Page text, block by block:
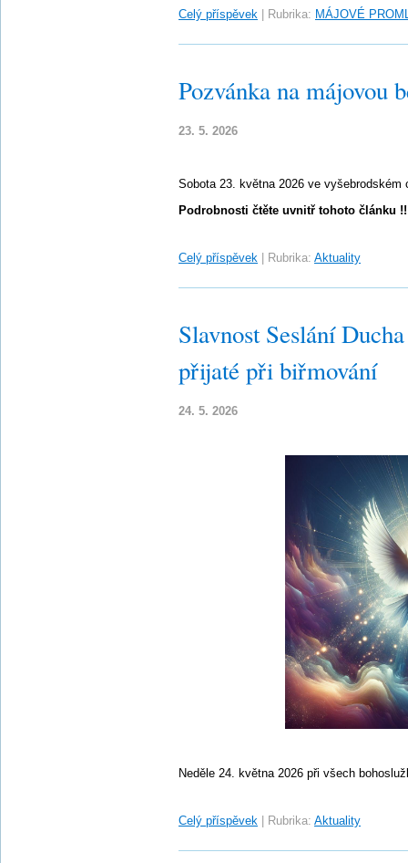
Celý příspěvek Rubrika: MÁJOVÉ
Pozvánka na májovou
23. 5. 2026
Sobota 23. května 2026 ve vyšebrodském
Podrobnosti čtěte uvnitř tohoto článku
Celý příspěvek Rubrika: Aktuality
Slavnost Seslání
přijaté při biřmování
24. 5. 2026
Neděle 24. května 2026 při všech
Celý příspěvek Rubrika: Aktuality